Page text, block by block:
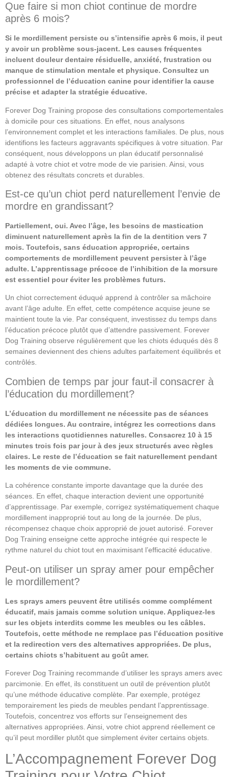
Que faire si mon chiot continue de mordre
après 6 mois?
Si le mordillement persiste ou s’intensifie après 6 mois, il peut
y avoir un problème sous-jacent. Les causes fréquentes
incluent douleur dentaire résiduelle, anxiété, frustration ou
manque de stimulation mentale et physique. Consultez un
professionnel de l’éducation canine pour identifier la cause
précise et adapter la stratégie éducative.
Forever Dog Training propose des consultations comportementales
à domicile pour ces situations. En effet, nous analysons
l’environnement complet et les interactions familiales. De plus, nous
identifions les facteurs aggravants spécifiques à votre situation. Par
conséquent, nous développons un plan éducatif personnalisé
adapté à votre chiot et votre mode de vie parisien. Ainsi, vous
obtenez des résultats concrets et durables.
Est-ce qu’un chiot perd naturellement l’envie de
mordre en grandissant?
Partiellement, oui. Avec l’âge, les besoins de mastication
diminuent naturellement après la fin de la dentition vers 7
mois. Toutefois, sans éducation appropriée, certains
comportements de mordillement peuvent persister à l’âge
adulte. L’apprentissage précoce de l’inhibition de la morsure
est essentiel pour éviter les problèmes futurs.
Un chiot correctement éduqué apprend à contrôler sa mâchoire
avant l’âge adulte. En effet, cette compétence acquise jeune se
maintient toute la vie. Par conséquent, investissez du temps dans
l’éducation précoce plutôt que d’attendre passivement. Forever
Dog Training observe régulièrement que les chiots éduqués dès 8
semaines deviennent des chiens adultes parfaitement équilibrés et
contrôlés.
Combien de temps par jour faut-il consacrer à
l’éducation du mordillement?
L’éducation du mordillement ne nécessite pas de séances
dédiées longues. Au contraire, intégrez les corrections dans
les interactions quotidiennes naturelles. Consacrez 10 à 15
minutes trois fois par jour à des jeux structurés avec règles
claires. Le reste de l’éducation se fait naturellement pendant
les moments de vie commune.
La cohérence constante importe davantage que la durée des
séances. En effet, chaque interaction devient une opportunité
d’apprentissage. Par exemple, corrigez systématiquement chaque
mordillement inapproprié tout au long de la journée. De plus,
récompensez chaque choix approprié de jouet autorisé. Forever
Dog Training enseigne cette approche intégrée qui respecte le
rythme naturel du chiot tout en maximisant l’efficacité éducative.
Peut-on utiliser un spray amer pour empêcher
le mordillement?
Les sprays amers peuvent être utilisés comme complément
éducatif, mais jamais comme solution unique. Appliquez-les
sur les objets interdits comme les meubles ou les câbles.
Toutefois, cette méthode ne remplace pas l’éducation positive
et la redirection vers des alternatives appropriées. De plus,
certains chiots s’habituent au goût amer.
Forever Dog Training recommande d’utiliser les sprays amers avec
parcimonie. En effet, ils constituent un outil de prévention plutôt
qu’une méthode éducative complète. Par exemple, protégez
temporairement les pieds de meubles pendant l’apprentissage.
Toutefois, concentrez vos efforts sur l’enseignement des
alternatives appropriées. Ainsi, votre chiot apprend réellement ce
qu’il peut mordiller plutôt que simplement éviter certains objets.
L’Accompagnement Forever Dog